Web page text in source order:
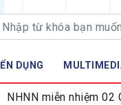
DỤNG
ĐÀO TẠO -
nhiệm 02 Giám